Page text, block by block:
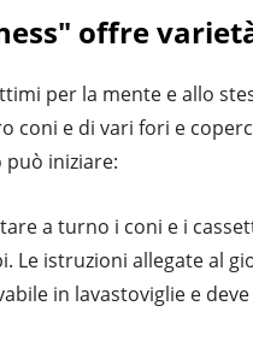
offre
per la mente e allo
coni e di vari fori e
iniziare:
a turno i coni e i
Le istruzioni allegate al
in lavastoviglie e